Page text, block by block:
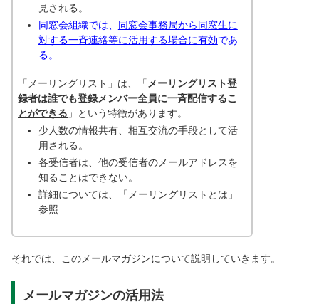
見される。
同窓会組織では、 同窓会事務局から同窓生に
対する一斉連絡等に活用する場合に有効であ
る。
「メーリングリスト」は、「メーリングリスト登
録者は誰でも登録メンバー全員に一斉配信するこ
とができる 」という特徴があります。
少人数の情報共有、相互交流の手段として活
用される。
各受信者は、他の受信者のメールアドレスを
知ることはできない。
詳細については、「メーリングリストとは」
参照
それでは、このメールマガジンについて説明していきます。
メールマガジンの活用法